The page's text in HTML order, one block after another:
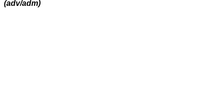
(adv/adm)